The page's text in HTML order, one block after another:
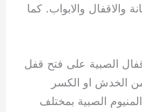
والاقفال والابواب. كما
الصبية على فتح قفل
الخدش او الكسر
الصبية بمختلف